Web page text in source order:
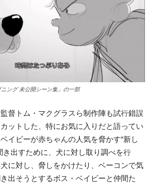
ング 未公開シーン集」の一部
督トム・マクグラスら制作陣も試行錯誤
ットした、特にお気に入りだと語ってい
イビーが赤ちゃんの人気を脅かす“新し
き出すために、犬に対し取り調べを行
に対し、脅しをかけたり、ベーコンで気
出そうとするボス・ベイビーと仲間た